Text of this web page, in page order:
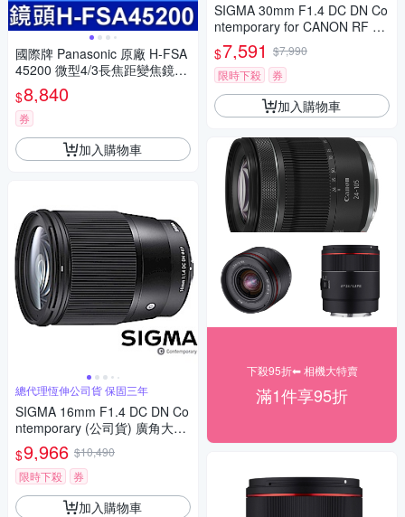
國際牌 Panasonic 原廠 H-FSA
45200 微型4/3長焦距變焦鏡頭
LUMIX G X VARIO 45-200mm
單眼鏡頭 相機
$8,840
券
加入購物車
總代理恆伸公司貨 保固三年
SIGMA 16mm F1.4 DC DN Co
ntemporary (公司貨) 廣角大光
圈定焦鏡 人像鏡 APS-C 無反微
單眼專用鏡頭
$9,966 $10,490
限時下殺
券
加入購物車
SIGMA 30mm F1.4 DC DN Co
ntemporary for CANON RF 接
環 (公司貨) 標準大光圈定焦鏡
人像鏡 APS-C 無反微單眼專用
鏡頭
$7,591 $7,990
限時下殺
券
加入購物車
下殺95折⬅︎ 相機大特賣
滿1件享95折